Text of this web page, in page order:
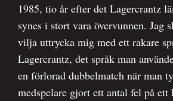
1985, tio år efter det Lagercrantz
synes i stort vara övervunnen. Jag
vilja uttrycka mig med ett rakare
Lagercrantz, det språk man
en förlorad dubbelmatch när man
medspelare gjort ett antal fel på ett